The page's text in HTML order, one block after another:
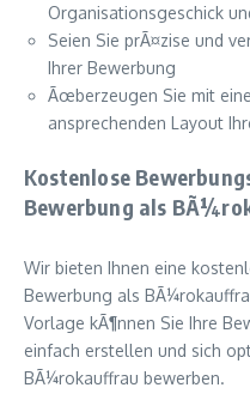
Organisationsgeschick
Seien Sie prÃ¤zise und
Ihrer Bewerbung
Ãœberzeugen Sie mit
ansprechenden Layout
Kostenlose
Bewerbung als
Wir bieten Ihnen eine
Bewerbung als
Vorlage kÃ¶nnen Sie Ihre
einfach erstellen und sich
BÃ¼rokauffrau bewerben.